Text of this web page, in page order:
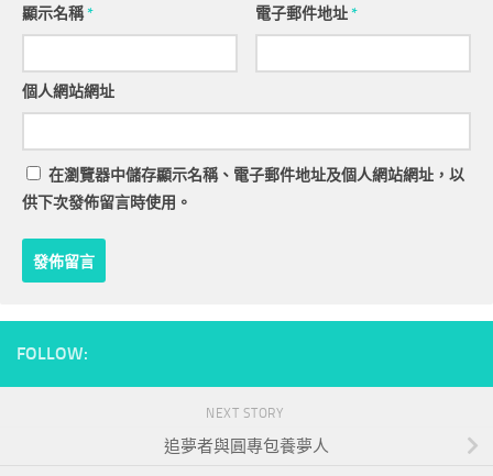
顯示名稱* 電子郵件地址*
個人網站網址
在瀏覽器中儲存顯示名稱、電子郵件地址及個人網站網址，以
供下次發佈留言時使用。
FOLLOW:
NEXT STORY
追夢者與圓專包養夢人